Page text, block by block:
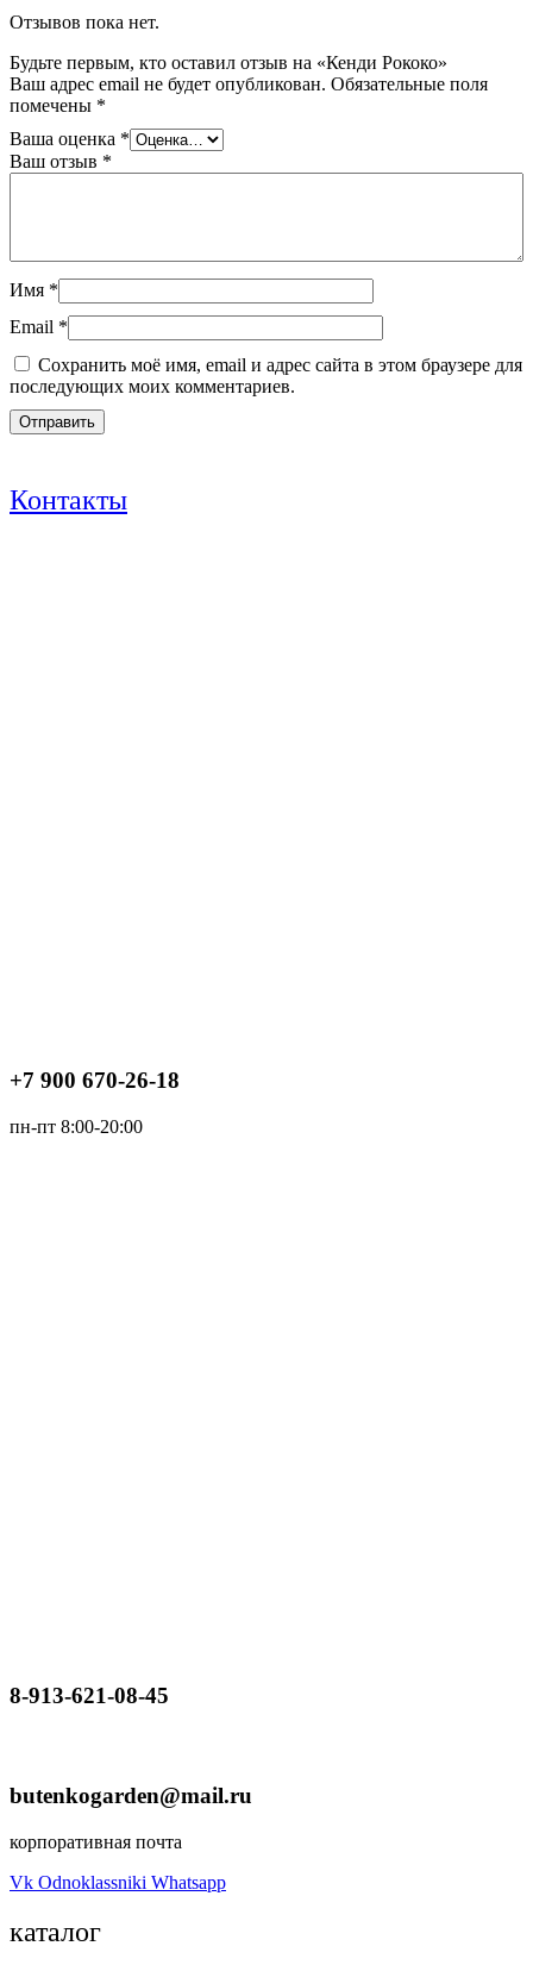
Отзывов пока нет.
Будьте первым, кто оставил отзыв на «Кенди Рококо»
Ваш адрес email не будет опубликован. Обязательные поля
помечены *
Ваша оценка *
Ваш отзыв *
Имя *
Email *
Сохранить моё имя, email и адрес сайта в этом браузере для
последующих моих комментариев.
Контакты
+7 900 670-26-18
пн-пт 8:00-20:00
8-913-621-08-45
butenkogarden@mail.ru
корпоративная почта
Vk Odnoklassniki Whatsapp
каталог